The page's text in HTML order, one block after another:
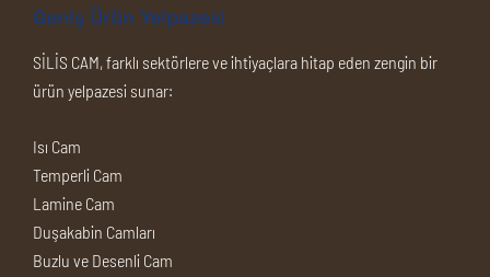
Geniş Ürün Yelpazesi
SİLİS CAM, farklı sektörlere ve ihtiyaçlara hitap eden zengin bir
ürün yelpazesi sunar:
Isı Cam
Temperli Cam
Lamine Cam
Duşakabin Camları
Buzlu ve Desenli Cam